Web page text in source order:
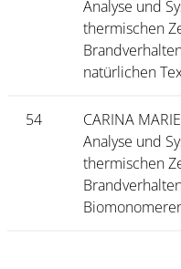
Analyse und
thermischen
natürlichen
54
CARINA
Analyse und
thermischen